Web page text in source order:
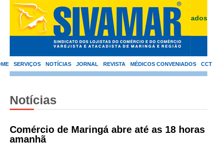
Área de Associados
SERVIÇOS NOTÍCIAS JORNAL REVISTA MÉDICOS CONVENIADOS CCT
Notícias
Comércio de Maringá abre até as 18 horas
amanhã